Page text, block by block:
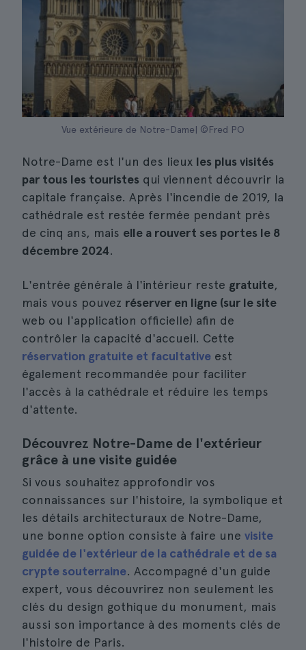
Vue extérieure de Notre-Dame| ©Fred PO
Notre-Dame est l'un des lieux les plus visités
par tous les touristes qui viennent découvrir la
capitale française. Après l'incendie de 2019, la
cathédrale est restée fermée pendant près
de cinq ans, mais elle a rouvert ses portes le 8
décembre 2024.
L'entrée générale à l'intérieur reste gratuite,
mais vous pouvez réserver en ligne (sur le site
web ou l'application officielle) afin de
contrôler la capacité d'accueil. Cette
réservation gratuite et facultative est
également recommandée pour faciliter
l'accès à la cathédrale et réduire les temps
d'attente.
Découvrez Notre-Dame de l'extérieur
grâce à une visite guidée
Si vous souhaitez approfondir vos
connaissances sur l'histoire, la symbolique et
les détails architecturaux de Notre-Dame,
une bonne option consiste à faire une visite
guidée de l'extérieur de la cathédrale et de sa
crypte souterraine. Accompagné d'un guide
expert, vous découvrirez non seulement les
clés du design gothique du monument, mais
aussi son importance à des moments clés de
l'histoire de Paris.